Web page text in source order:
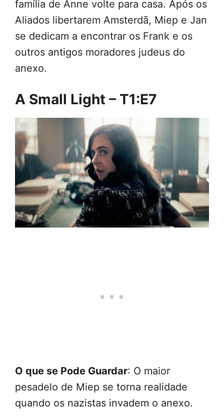
família de Anne volte para casa. Após os
Aliados libertarem Amsterdã, Miep e Jan
se dedicam a encontrar os Frank e os
outros antigos moradores judeus do
anexo.
A Small Light – T1:E7
O que se Pode Guardar: O maior
pesadelo de Miep se torna realidade
quando os nazistas invadem o anexo.